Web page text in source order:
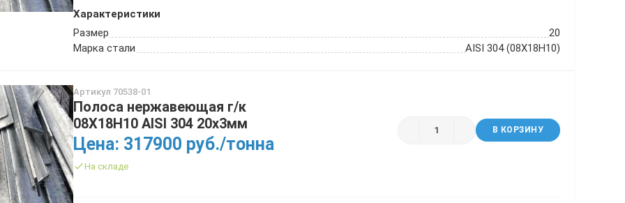
ТРУБА ОБСАДНАЯ
ТРУБА СПИРАЛЕШОВНАЯ
ТРУБЫ СТАЛЬНЫЕ ЛЕЖАЛЫЕ Б/У
ТРУБЫ В ВУС ИЗОЛЯЦИИ
Характеристики
Размер
20
Марка стали
AISI 304 (08Х18Н10)
Артикул 70538-01
Полоса нержавеющая г/к
08Х18Н10 AISI 304 20х3мм
Цена: 317900 руб./тонна
На складе
В КОРЗИНУ